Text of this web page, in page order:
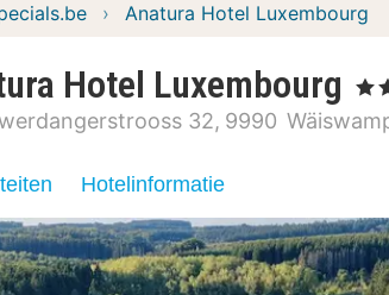
Anatura Hotel Luxembourg
Hotel Luxembourg , 4
32 9990
Hotelinformatie